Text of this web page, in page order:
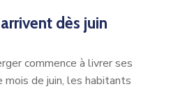
dès juin
commence à livrer ses
de juin, les habitants